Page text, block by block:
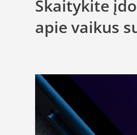
Skaitykite
apie vaikus